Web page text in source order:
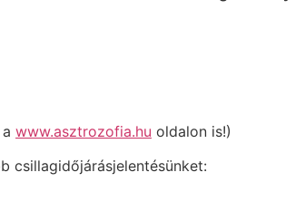
www.asztrozofia.hu oldalon is!)
csillagidőjárásjelentésünket: